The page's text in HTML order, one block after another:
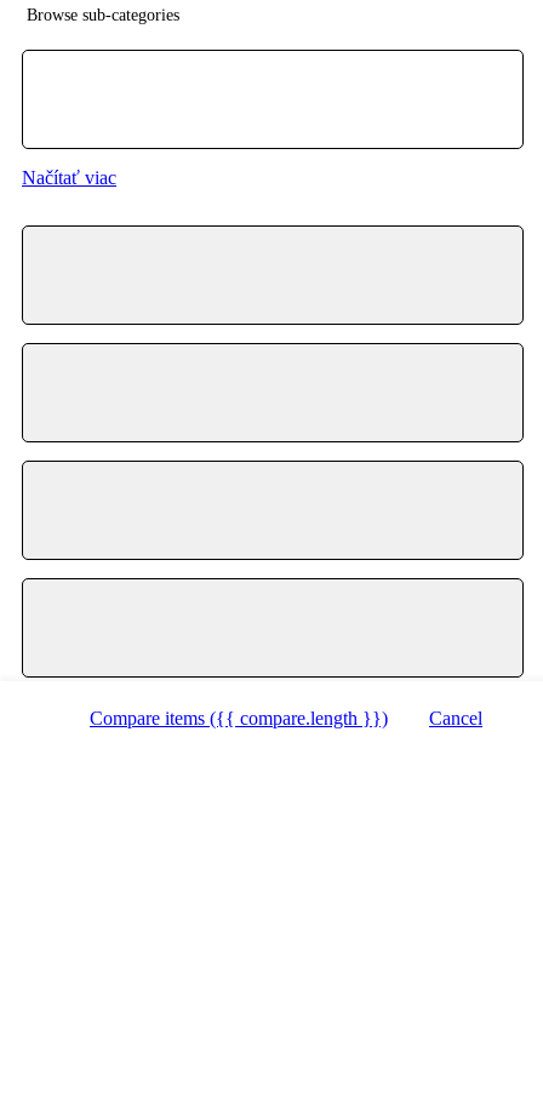
Browse sub-categories
Načítať viac
Compare items ({{ compare.length }}) Cancel